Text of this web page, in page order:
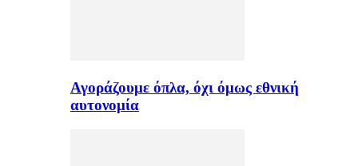
Αγοράζουμε όπλα, όχι όμως εθνική
αυτονομία